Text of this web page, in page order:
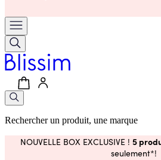
Rechercher un produit, une marque
NOUVELLE BOX EXCLUSIVE ! 5
seulement*!